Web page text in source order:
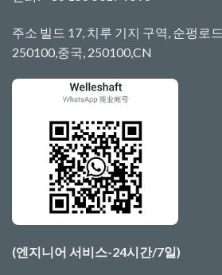
주소 빌드 17, 치루 기지 구역, 순펑로
250100,중국, 250100,CN
(엔지니어 서비스-24시간/7일)